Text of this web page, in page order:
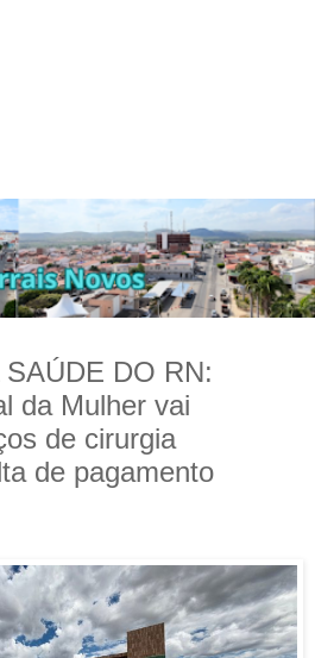
DO RN:
da Mulher vai
de cirurgia
de pagamento